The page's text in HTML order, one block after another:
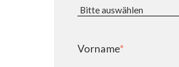
Vorname*